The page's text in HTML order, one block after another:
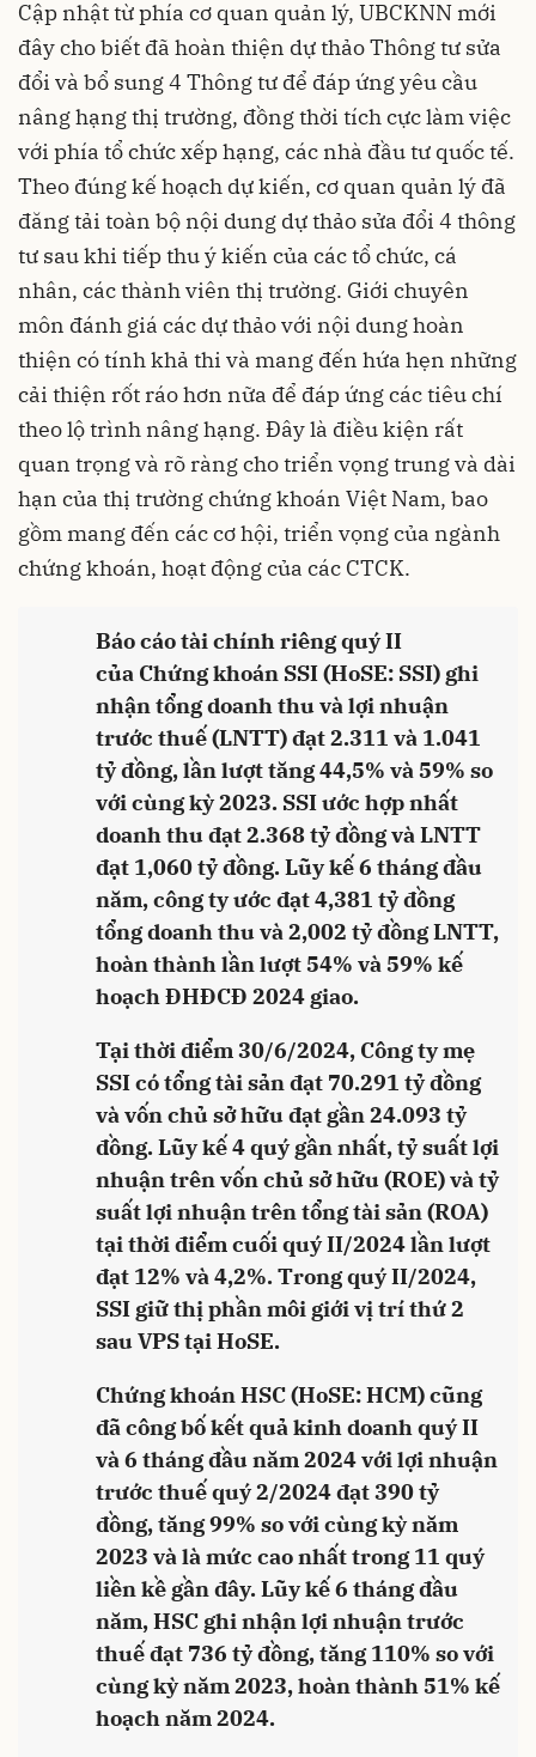
Cập nhật từ phía cơ quan quản lý, UBCKNN mới
đây cho biết đã hoàn thiện dự thảo Thông tư sửa
đổi và bổ sung 4 Thông tư để đáp ứng yêu cầu
nâng hạng thị trường, đồng thời tích cực làm việc
với phía tổ chức xếp hạng, các nhà đầu tư quốc tế.
Theo đúng kế hoạch dự kiến, cơ quan quản lý đã
đăng tải toàn bộ nội dung dự thảo sửa đổi 4 thông
tư sau khi tiếp thu ý kiến của các tổ chức, cá
nhân, các thành viên thị trường. Giới chuyên
môn đánh giá các dự thảo với nội dung hoàn
thiện có tính khả thi và mang đến hứa hẹn những
cải thiện rốt ráo hơn nữa để đáp ứng các tiêu chí
theo lộ trình nâng hạng. Đây là điều kiện rất
quan trọng và rõ ràng cho triển vọng trung và dài
hạn của thị trường chứng khoán Việt Nam, bao
gồm mang đến các cơ hội, triển vọng của ngành
chứng khoán, hoạt động của các CTCK.
Báo cáo tài chính riêng quý II
của Chứng khoán SSI (HoSE: SSI) ghi
nhận tổng doanh thu và lợi nhuận
trước thuế (LNTT) đạt 2.311 và 1.041
tỷ đồng, lần lượt tăng 44,5% và 59% so
với cùng kỳ 2023. SSI ước hợp nhất
doanh thu đạt 2.368 tỷ đồng và LNTT
đạt 1,060 tỷ đồng. Lũy kế 6 tháng đầu
năm, công ty ước đạt 4,381 tỷ đồng
tổng doanh thu và 2,002 tỷ đồng LNTT,
hoàn thành lần lượt 54% và 59% kế
hoạch ĐHĐCĐ 2024 giao.
Tại thời điểm 30/6/2024, Công ty mẹ
SSI có tổng tài sản đạt 70.291 tỷ đồng
và vốn chủ sở hữu đạt gần 24.093 tỷ
đồng. Lũy kế 4 quý gần nhất, tỷ suất lợi
nhuận trên vốn chủ sở hữu (ROE) và tỷ
suất lợi nhuận trên tổng tài sản (ROA)
tại thời điểm cuối quý II/2024 lần lượt
đạt 12% và 4,2%. Trong quý II/2024,
SSI giữ thị phần môi giới vị trí thứ 2
sau VPS tại HoSE.
Chứng khoán HSC (HoSE: HCM) cũng
đã công bố kết quả kinh doanh quý II
và 6 tháng đầu năm 2024 với lợi nhuận
trước thuế quý 2/2024 đạt 390 tỷ
đồng, tăng 99% so với cùng kỳ năm
2023 và là mức cao nhất trong 11 quý
liền kề gần đây. Lũy kế 6 tháng đầu
năm, HSC ghi nhận lợi nhuận trước
thuế đạt 736 tỷ đồng, tăng 110% so với
cùng kỳ năm 2023, hoàn thành 51% kế
hoạch năm 2024.